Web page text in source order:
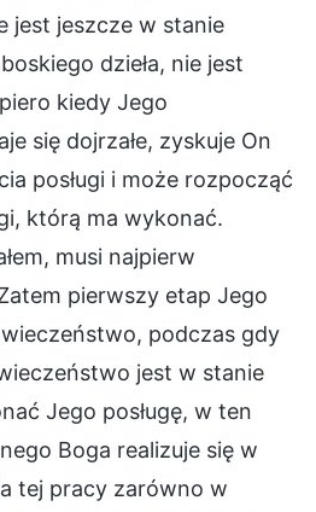
jest jeszcze w stanie
dzieła, nie jest
kiedy Jego
się dojrzałe, zyskuje On
posługi i może rozpocząć
którą ma wykonać.
musi najpierw
pierwszy etap Jego
podczas gdy
jest w stanie
Jego posługę, w ten
Boga realizuje się w
tej pracy zarówno w